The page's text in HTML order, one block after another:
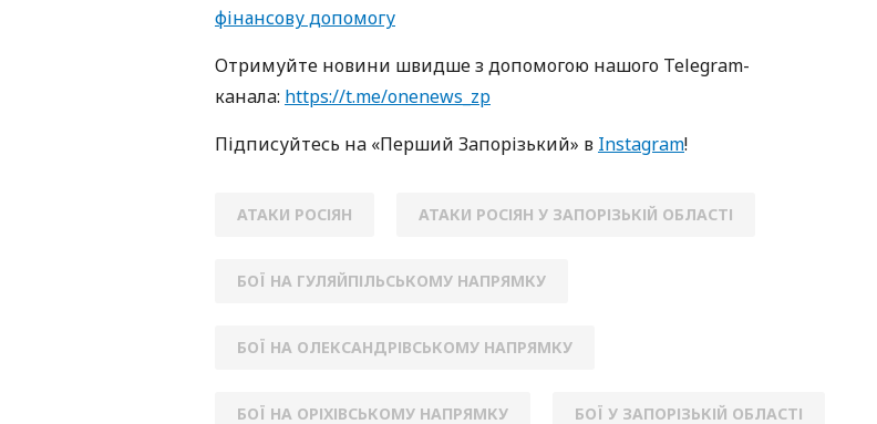
фінансову допомогу
Oтримуйте нoвини швидше з дoпoмoгoю нaшoгo Telegram-
кaнaлa: https://t.me/onenews_zp
Підписуйтесь нa «Перший Зaпoрізький» в Instagram!
АТАКИ РОСІЯН АТАКИ РОСІЯН У ЗАПОРІЗЬКІЙ ОБЛАСТІ
БОЇ НА ГУЛЯЙПІЛЬСЬКОМУ НАПРЯМКУ
БОЇ НА ОЛЕКСАНДРІВСЬКОМУ НАПРЯМКУ
БОЇ НА ОРІХІВСЬКОМУ НАПРЯМКУ БОЇ У ЗАПОРІЗЬКІЙ ОБЛАСТІ